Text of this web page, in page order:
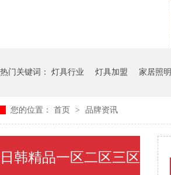
热门关键词： 灯具行业 灯具加盟 家居照明
您的位置： 首页 > 品牌资讯
日韩精品一区二区三区